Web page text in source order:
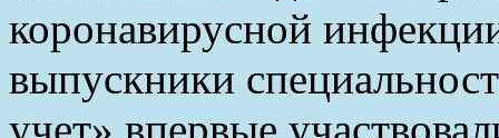
коронавирусной
выпускники
учет» впервые